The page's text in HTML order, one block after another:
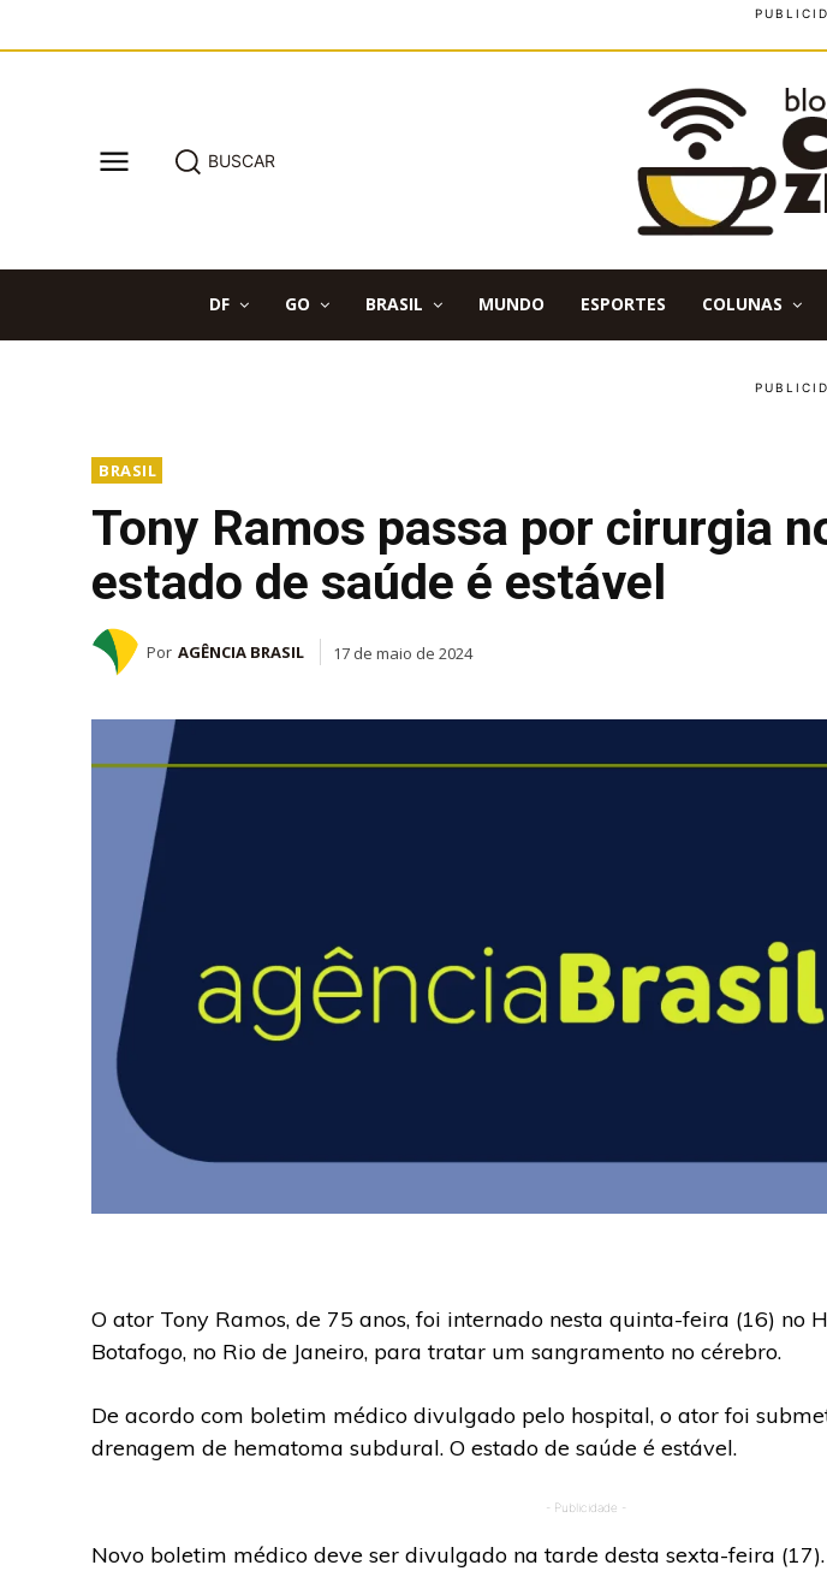
BUSCAR
DF GO BRASIL MUNDO ESPORTES COLUNAS
BRASIL
Tony Ramos passa por cirurgia
estado de saúde é estável
Por AGÊNCIA BRASIL 17 de maio de 2024
O ator Tony Ramos, de 75 anos, foi internado nesta quinta-feira (16) no
Botafogo, no Rio de Janeiro, para tratar um sangramento no cérebro.
De acordo com boletim médico divulgado pelo hospital, o ator foi
drenagem de hematoma subdural. O estado de saúde é estável.
- Publicidade -
Novo boletim médico deve ser divulgado na tarde desta sexta-feira (17).